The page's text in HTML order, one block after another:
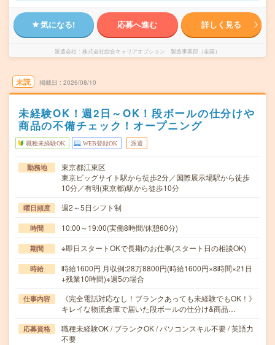
気になる! 応募へ進む 詳しく見る
派遣会社 株式会社綜合キャリアオプション 製造事業部（全国）
未読 掲載日 2026/08/10
未経験OK！週2日～OK！段ボールの仕分けや
商品の不備チェック！オープニング
職種未経験OK WEB登録OK 派遣
勤務地
東京都江東区
東京ビッグサイト駅から徒歩2分／国際展示場駅から徒歩
10分／有明(東京都)駅から徒歩10分
曜日頻度 週2～5日シフト制
時間 10:00～19:00(実働8時間/休憩60分)
期間 ※即日スタートOKで長期のお仕事(スタート日の相談OK)
時給
時給1600円 月収例:28万8800円(時給1600円×8時間×21日
+残業10時間)※週5の場合
仕事内容
《完全電話対応なし！ブランクあっても未経験でもOK！》
キレイな物流倉庫で届いた段ボールの仕分け&商品…
応募資格
職種未経験OK / ブランクOK / パソコンスキル不要 / 英語力
不要